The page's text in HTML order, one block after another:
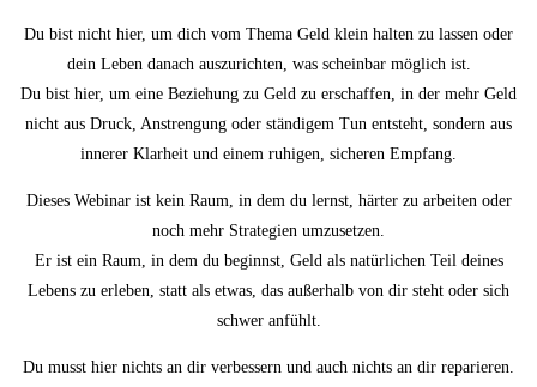
Du bist nicht hier, um dich vom Thema Geld klein halten zu lassen oder
dein Leben danach auszurichten, was scheinbar möglich ist.
Du bist hier, um eine Beziehung zu Geld zu erschaffen, in der mehr Geld
nicht aus Druck, Anstrengung oder ständigem Tun entsteht, sondern aus
innerer Klarheit und einem ruhigen, sicheren Empfang.
Dieses Webinar ist kein Raum, in dem du lernst, härter zu arbeiten oder
noch mehr Strategien umzusetzen.
Er ist ein Raum, in dem du beginnst, Geld als natürlichen Teil deines
Lebens zu erleben, statt als etwas, das außerhalb von dir steht oder sich
schwer anfühlt.
Du musst hier nichts an dir verbessern und auch nichts an dir reparieren.